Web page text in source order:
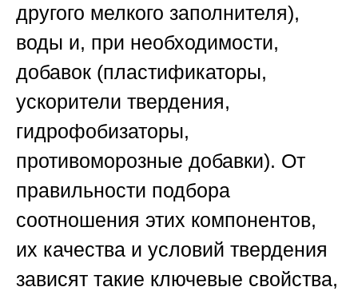
другого мелкого заполнителя),
воды и, при необходимости,
добавок (пластификаторы,
ускорители твердения,
гидрофобизаторы,
противоморозные добавки). От
правильности подбора
соотношения этих компонентов,
их качества и условий твердения
зависят такие ключевые свойства,